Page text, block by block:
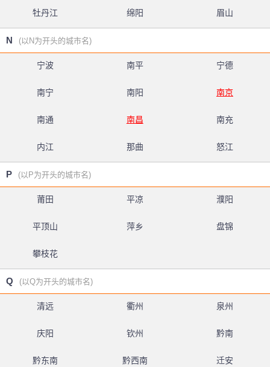
牡丹江 绵阳 眉山
N (以N为开头的城市名)
宁波 南平 宁德
南宁 南阳 南京
南通 南昌 南充
内江 那曲 怒江
P (以P为开头的城市名)
莆田 平凉 濮阳
平顶山 萍乡 盘锦
攀枝花
Q (以Q为开头的城市名)
清远 衢州 泉州
庆阳 钦州 黔南
黔东南 黔西南 迁安